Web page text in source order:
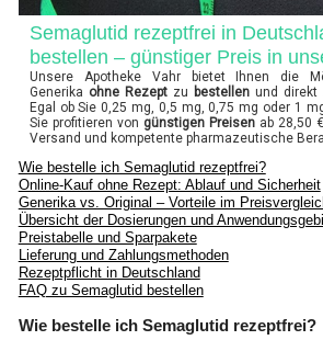
Semaglutid rezeptfrei in
bestellen – günstiger Preis in
Unsere Apotheke Vahr bietet Ihnen die
Generika ohne Rezeptzu bestellenund direkt
Egal ob Sie 0,25 mg, 0,5 mg, 0,75 mg oder 1
Sie profitieren von günstigen Preisenab 28,50
Versand und kompetente pharmazeutische
Wie bestelle ich Semaglutid rezeptfrei?
Online-Kauf ohne Rezept: Ablauf und Sicherheit
Generika vs. Original – Vorteile im
Übersicht der Dosierungen und
Preistabelle und Sparpakete
Lieferung und Zahlungsmethoden
Rezeptpflicht in Deutschland
FAQ zu Semaglutid bestellen
Wie bestelle ich Semaglutid rezeptfrei?